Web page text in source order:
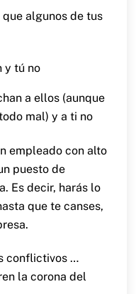
algunos de tus
y tú no
a ellos (aunque
mal) y a ti no
empleado con alto
puesto de
Es decir, harás lo
que te canses,
conflictivos …
la corona del